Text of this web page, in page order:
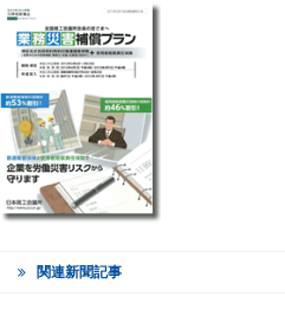
関連新聞記事